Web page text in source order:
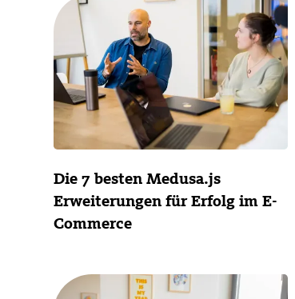
Die 7 besten Medusa.js
Erweiterungen für Erfolg im E-
Commerce